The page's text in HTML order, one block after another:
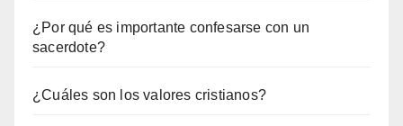
¿Por qué es importante confesarse con un
sacerdote?
¿Cuáles son los valores cristianos?